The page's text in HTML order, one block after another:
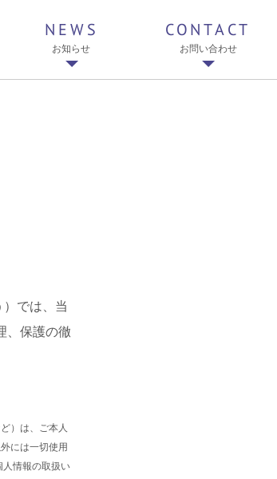
NEWS
お知らせ
CONTACT
お問い合わせ
では、当
、保護の徹
）は、ご本人
には一切使用
人情報の取扱い